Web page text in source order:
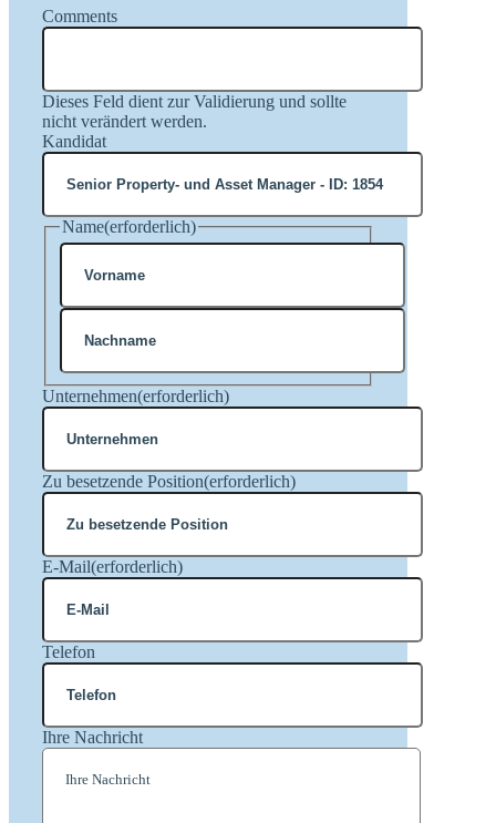
Comments
Dieses Feld dient zur Validierung und sollte
nicht verändert werden.
Kandidat
Name(erforderlich)
Vorname
Nachname
Unternehmen(erforderlich)
Zu besetzende Position(erforderlich)
E-Mail(erforderlich)
Telefon
Ihre Nachricht